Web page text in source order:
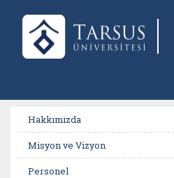
Hakkımızda
Misyon ve Vizyon
Personel